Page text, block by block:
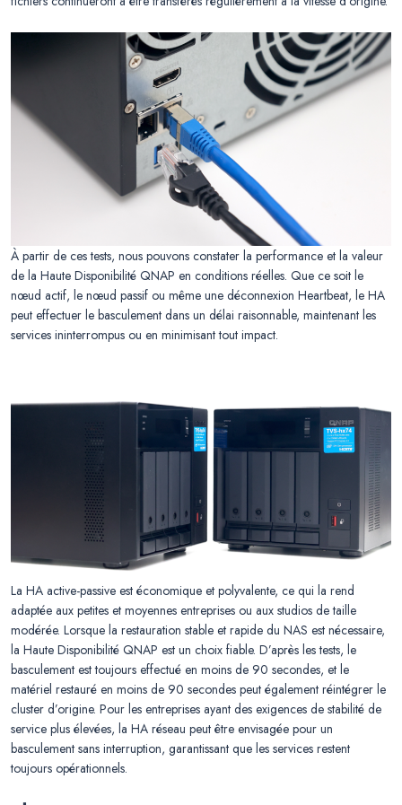
À partir de ces tests, nous pouvons constater la performance et la valeur
de la Haute Disponibilité QNAP en conditions réelles. Que ce soit le
nœud actif, le nœud passif ou même une déconnexion Heartbeat, le HA
peut effectuer le basculement dans un délai raisonnable, maintenant les
services ininterrompus ou en minimisant tout impact.
La HA active-passive est économique et polyvalente, ce qui la rend
adaptée aux petites et moyennes entreprises ou aux studios de taille
modérée. Lorsque la restauration stable et rapide du NAS est nécessaire,
la Haute Disponibilité QNAP est un choix fiable. D’après les tests, le
basculement est toujours effectué en moins de 90 secondes, et le
matériel restauré en moins de 90 secondes peut également réintégrer le
cluster d’origine. Pour les entreprises ayant des exigences de stabilité de
service plus élevées, la HA réseau peut être envisagée pour un
basculement sans interruption, garantissant que les services restent
toujours opérationnels.